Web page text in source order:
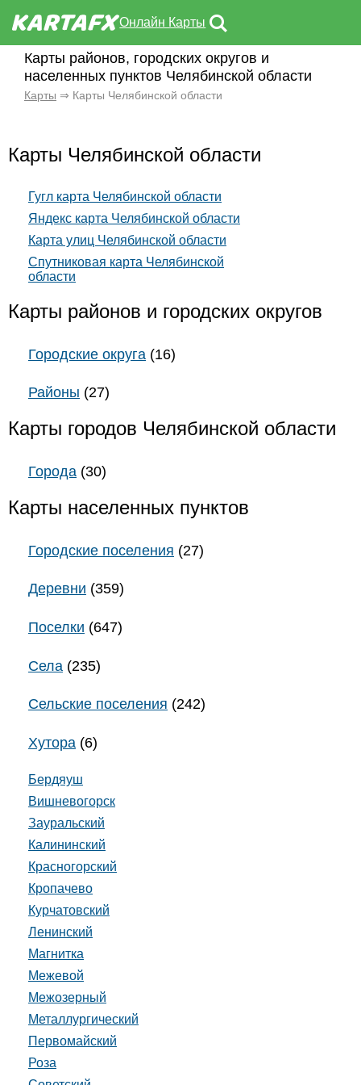
Онлайн Карты
Карты районов, городских округов и
населенных пунктов Челябинской области
Карты ⇒ Карты Челябинской области
Карты Челябинской области
Гугл карта Челябинской области
Яндекс карта Челябинской области
Карта улиц Челябинской области
Спутниковая карта Челябинской
области
Карты районов и городских округов
Городские округа (16)
Районы (27)
Карты городов Челябинской области
Города (30)
Карты населенных пунктов
Городские поселения (27)
Деревни (359)
Поселки (647)
Села (235)
Сельские поселения (242)
Хутора (6)
Бердяуш
Вишневогорск
Зауральский
Калининский
Красногорский
Кропачево
Курчатовский
Ленинский
Магнитка
Межевой
Межозерный
Металлургический
Первомайский
Роза